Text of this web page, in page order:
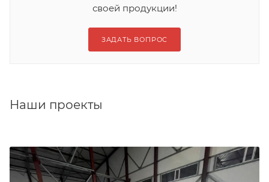
своей продукции!
ЗАДАТЬ ВОПРОС
Наши проекты